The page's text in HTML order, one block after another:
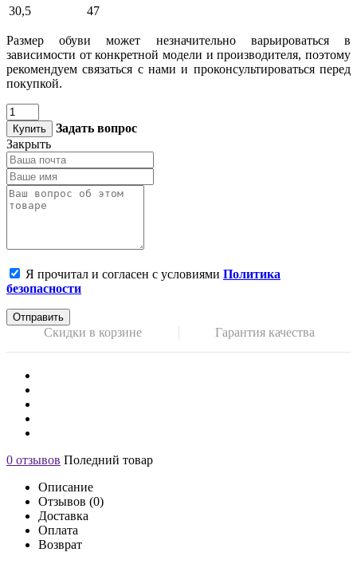
30,5
47
Размер обуви может незначительно варьироваться в
зависимости от конкретной модели и производителя, поэтому
рекомендуем связаться с нами и проконсультироваться перед
покупкой.
Купить
Задать вопрос
Закрыть
Я прочитал и согласен с условиями Политика
безопасности
Отправить
Скидки в корзине Гарантия качества
0 отзывов Поледний товар
Описание
Отзывов (0)
Доставка
Оплата
Возврат